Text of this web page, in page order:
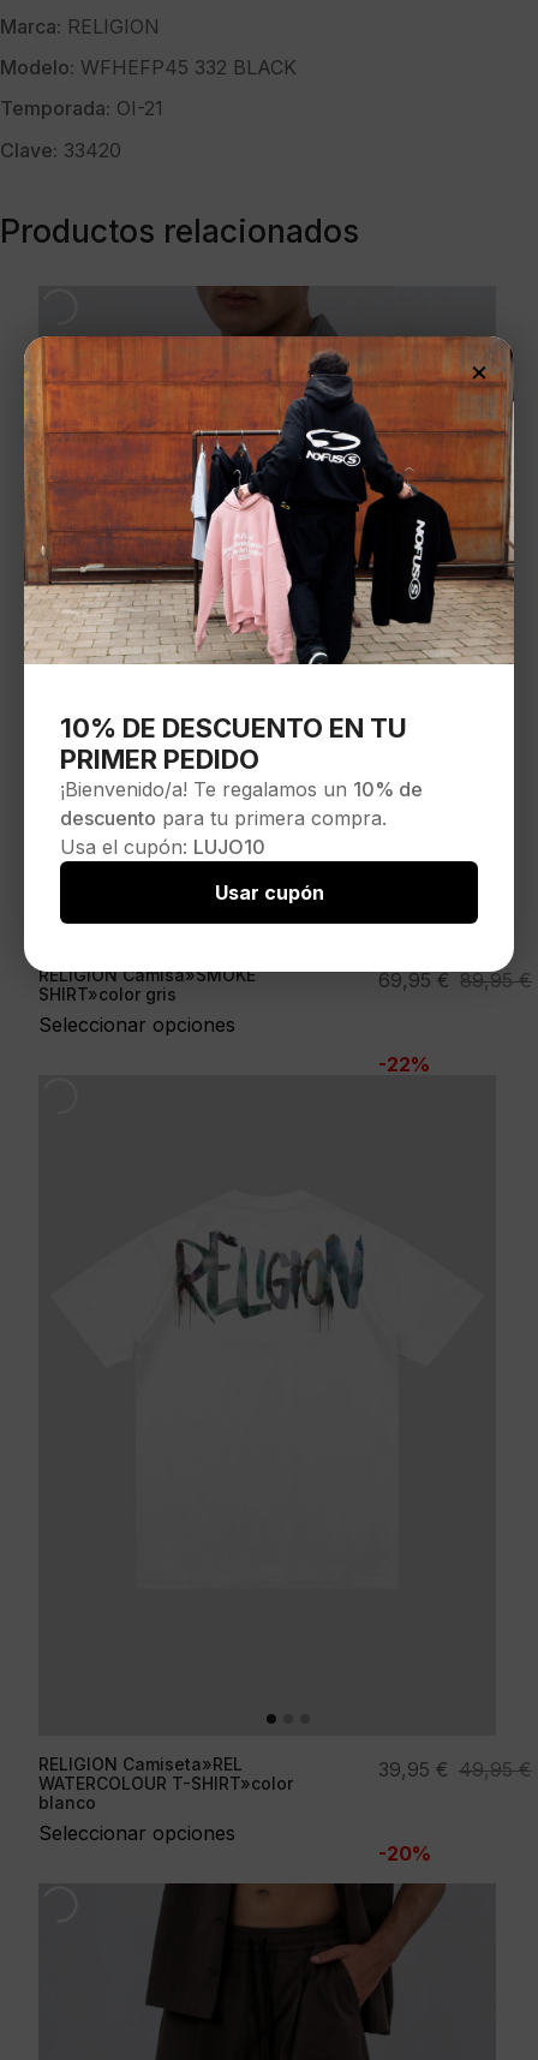
Marca: RELIGION
Modelo: WFHEFP45 332 BLACK
Temporada: OI-21
Clave: 33420
Productos relacionados
RELIGION Camisa»SMOKE
SHIRT»color gris
Seleccionar opciones
89,95€
El
era:
69,95€
El
es:
-22%
RELIGION Camiseta»REL
WATERCOLOUR T-SHIRT»color
blanco
Seleccionar opciones
49,95€
El
era:
49,95 €.
39,95 €
El
es:
39,95 €.
-20%
×
10% DE DESCUENTO EN TU
PRIMER PEDIDO
¡Bienvenido/a! Te regalamos un 10% de
descuento para tu primera compra.
Usa el cupón: LUJO10
Usar cupón